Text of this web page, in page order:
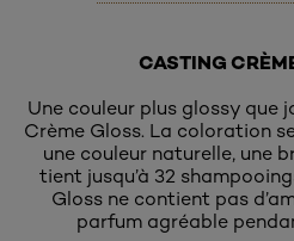
CASTING
Une couleur plus glossy que
Crème Gloss. La coloration
une couleur naturelle, une
tient jusqu’à 32
Gloss ne contient pas
parfum agréable